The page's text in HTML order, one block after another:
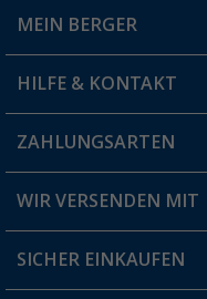
Filiale finden
MEIN BERGER
Vorteilskarte
Blog
Jobs & Karriere
HILFE & KONTAKT
FAQ & Kontakt
Versandinformationen
Rücksendung
ZAHLUNGSARTEN
WIR VERSENDEN MIT
SICHER EINKAUFEN